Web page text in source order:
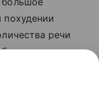
речи
советовал
в неделю».